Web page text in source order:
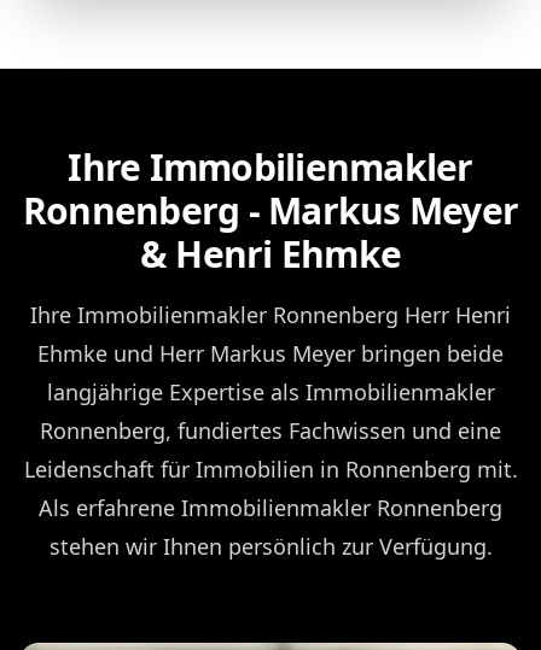
Ihre Immobilienmakler
Ronnenberg - Markus Meyer
& Henri Ehmke
Ihre Immobilienmakler Ronnenberg Herr Henri
Ehmke und Herr Markus Meyer bringen beide
langjährige Expertise als Immobilienmakler
Ronnenberg, fundiertes Fachwissen und eine
Leidenschaft für Immobilien in Ronnenberg mit.
Als erfahrene Immobilienmakler Ronnenberg
stehen wir Ihnen persönlich zur Verfügung.